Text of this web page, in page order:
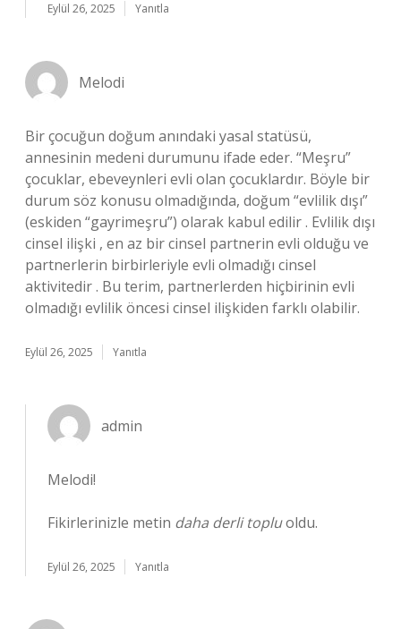
Eylül 26, 2025 Yanıtla
Melodi
Bir çocuğun doğum anındaki yasal statüsü,
annesinin medeni durumunu ifade eder. “Meşru”
çocuklar, ebeveynleri evli olan çocuklardır. Böyle bir
durum söz konusu olmadığında, doğum “evlilik dışı”
(eskiden “gayrimeşru”) olarak kabul edilir . Evlilik dışı
cinsel ilişki , en az bir cinsel partnerin evli olduğu ve
partnerlerin birbirleriyle evli olmadığı cinsel
aktivitedir . Bu terim, partnerlerden hiçbirinin evli
olmadığı evlilik öncesi cinsel ilişkiden farklı olabilir.
Eylül 26, 2025 Yanıtla
admin
Melodi!
Fikirlerinizle metin daha derli topluoldu.
Eylül 26, 2025 Yanıtla